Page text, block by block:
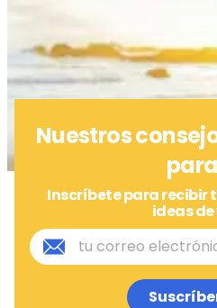
Nuestros
Inscríbete para recibir
ideas